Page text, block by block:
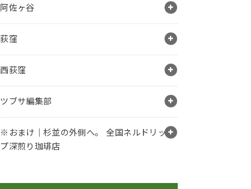
阿佐ヶ谷
荻窪
西荻窪
ツブサ編集部
※おまけ｜杉並の外側へ。 全国ネルドリッ
プ深煎り珈琲店